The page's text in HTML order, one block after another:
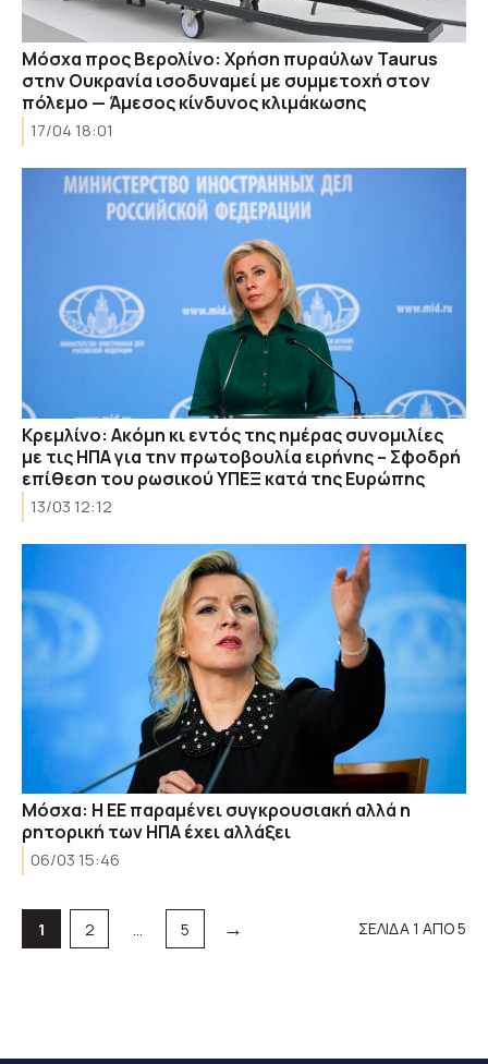
Μόσχα προς Βερολίνο: Χρήση πυραύλων Taurus
στην Ουκρανία ισοδυναμεί με συμμετοχή στον
πόλεμο — Άμεσος κίνδυνος κλιμάκωσης
17/04 18:01
Κρεμλίνο: Ακόμη κι εντός της ημέρας συνομιλίες
με τις ΗΠΑ για την πρωτοβουλία ειρήνης – Σφοδρή
επίθεση του ρωσικού ΥΠΕΞ κατά της Ευρώπης
13/03 12:12
Μόσχα: Η ΕΕ παραμένει συγκρουσιακή αλλά η
ρητορική των ΗΠΑ έχει αλλάξει
06/03 15:46
Σελίδα
1 Σελίδα
2 … Σελίδα
5 → ΣΕΛΙΔΑ 1 ΑΠΟ 5